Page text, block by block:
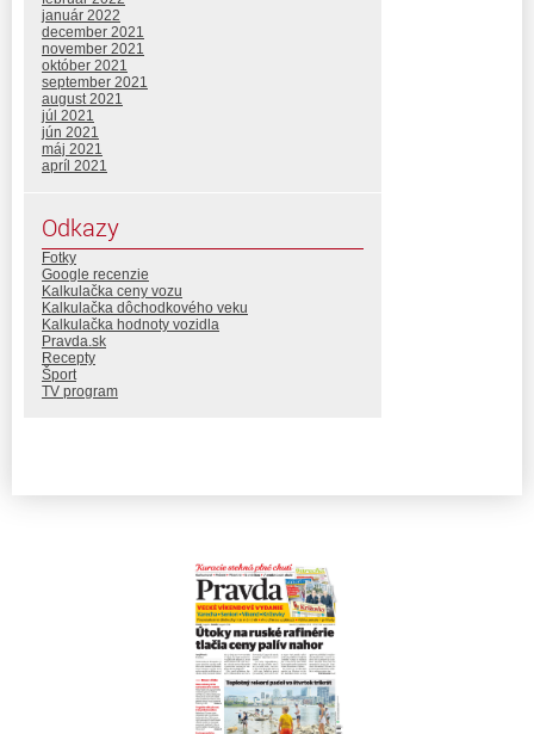
január 2022
december 2021
november 2021
október 2021
september 2021
august 2021
júl 2021
jún 2021
máj 2021
apríl 2021
Odkazy
Fotky
Google recenzie
Kalkulačka ceny vozu
Kalkulačka dôchodkového veku
Kalkulačka hodnoty vozidla
Pravda.sk
Recepty
Šport
TV program